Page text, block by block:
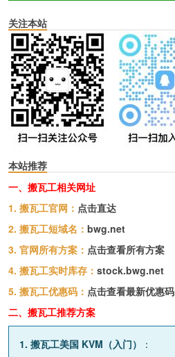
关注本站
本站推荐
一、搬瓦工相关网址
1. 搬瓦工官网： 点击直达
2. 搬瓦工短域名： bwg.net
3. 官网所有方案： 点击查看所有方案
4. 搬瓦工实时库存： stock.bwg.net
5. 搬瓦工优惠码： 点击查看最新优惠码
二、搬瓦工推荐方案
1. 搬瓦工美国 KVM（入门） ：